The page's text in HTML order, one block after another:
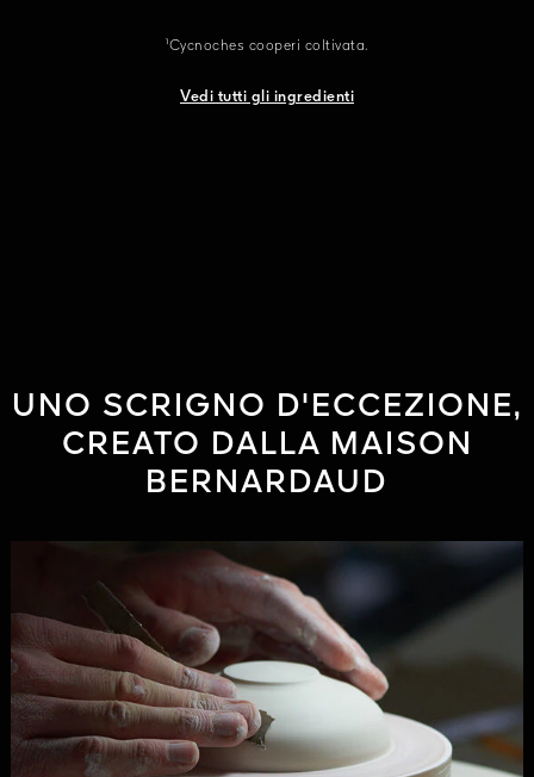
¹Cycnoches cooperi coltivata.
Vedi tutti gli ingredienti
UNO SCRIGNO D'ECCEZIONE,
CREATO DALLA MAISON
BERNARDAUD